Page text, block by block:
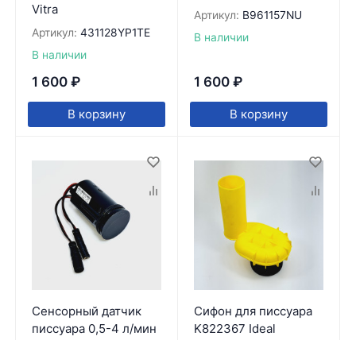
Vitra
Артикул: 431128YP1TE
В наличии
1 600 ₽
В корзину
Артикул: B961157NU
В наличии
1 600 ₽
В корзину
Сенсорный датчик
писсуара 0,5-4 л/мин
Сифон для писсуара
K822367 Ideal